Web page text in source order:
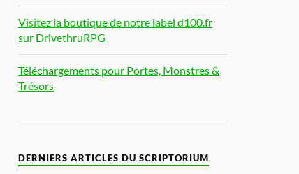
Visitez la boutique de notre label d100.fr
sur DrivethruRPG
Téléchargements pour Portes, Monstres &
Trésors
DERNIERS ARTICLES DU SCRIPTORIUM